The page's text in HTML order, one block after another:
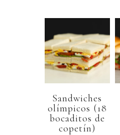
Sandwiches
olímpicos (18
bocaditos de
copetín)